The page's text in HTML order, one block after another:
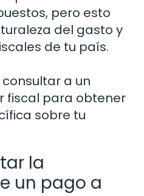
pero esto
del gasto y
de tu país.
a un
fiscal para obtener
sobre tu
la
un pago a